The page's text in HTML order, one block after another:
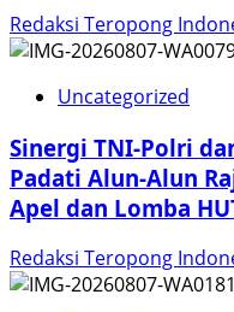
Redaksi Teropong
Uncategorized
Sinergi TNI-Polri
Padati Alun-Alun
Apel dan Lomba
Redaksi Teropong